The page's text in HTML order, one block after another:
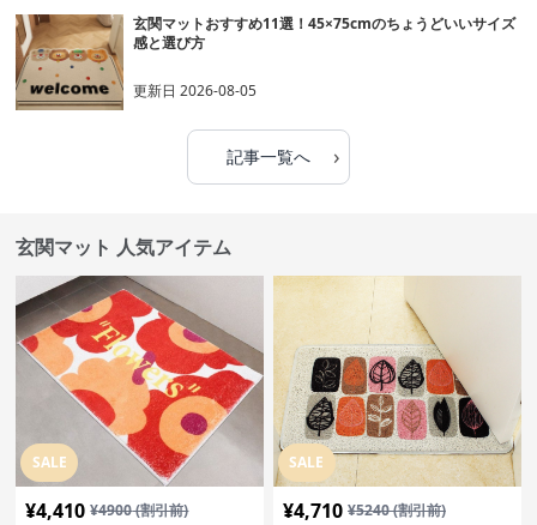
玄関マットおすすめ11選！45×75cmのちょうどいいサイズ
感と選び方
更新日2026-08-05
記事一覧へ ›
玄関マット 人気アイテム
SALE
¥4,410 ¥4900(割引前)
SALE
¥4,710 ¥5240(割引前)